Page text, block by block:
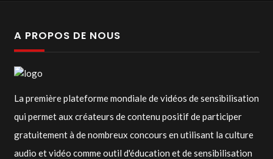
A PROPOS DE NOUS
La première plateforme mondiale de vidéos de sensibilisation
qui permet aux créateurs de contenu positif de participer
gratuitement à de nombreux concours en utilisant la culture
audio et vidéo comme outil d'éducation et de sensibilisation